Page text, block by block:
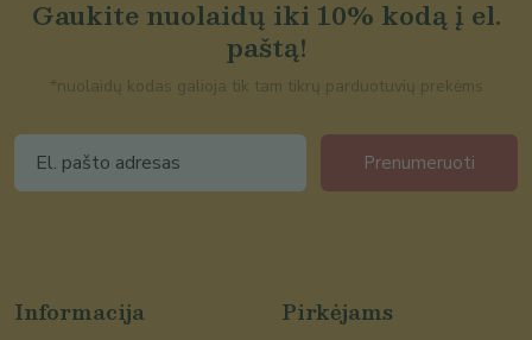
Gaukite nuolaidų iki 10% kodą į el.
paštą!
*nuolaidų kodas galioja tik tam tikrų parduotuvių prekėms
Prenumeruoti
Informacija Pirkėjams